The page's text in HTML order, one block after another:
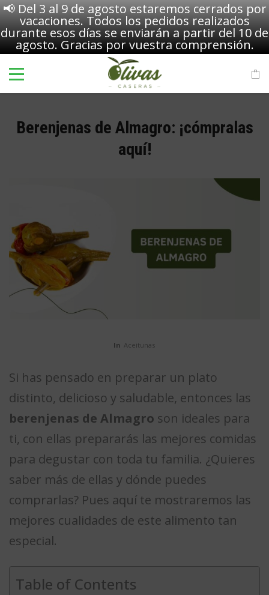
📢 Del 3 al 9 de agosto estaremos cerrados por
vacaciones. Todos los pedidos realizados
durante esos días se enviarán a partir del 10 de
agosto. Gracias por vuestra comprensión.
Berenjenas de Almagro: ¡cómpralas
aquí!
In Aceitunas
Si has pensado en preparar un plato
distinto, delicioso y saludable, entonces las
berenjenas de Almagro son ideales para
ti, con ellas prepararás las mejores comidas
para degustar con toda tu familia. ¿Quieres
saber más de ellas y dónde puedes
comprarlas? Pues aquí te mostraremos las
mejores cualidades de este alimento tan
especial.
Table of Contents